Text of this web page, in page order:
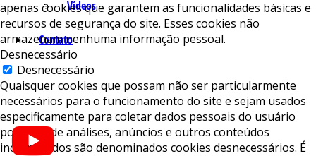
Vídeos
Contato
apenas cookies que garantem as funcionalidades básicas e
recursos de segurança do site. Esses cookies não
armazenam nenhuma informação pessoal.
Desnecessário
Desnecessário
Quaisquer cookies que possam não ser particularmente
necessários para o funcionamento do site e sejam usados ​​
especificamente para coletar dados pessoais do usuário
por meio de análises, anúncios e outros conteúdos
incorporados são denominados cookies desnecessários. É